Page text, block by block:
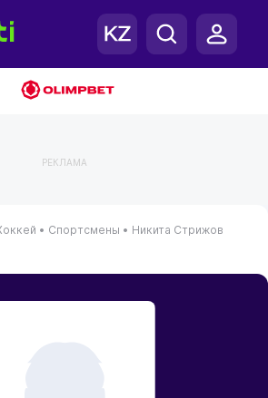
РЕКЛАМА
• Спортсмены • Никита Стрижов